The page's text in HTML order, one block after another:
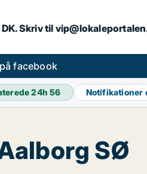
Skriv til
facebook
24h56 Notifikationer
SØ